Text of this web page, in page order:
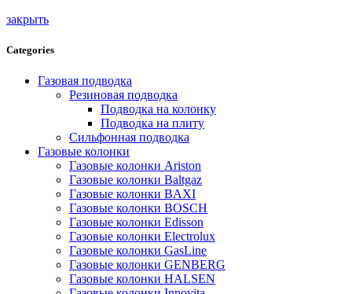
закрыть
Categories
Газовая подводка
Резиновая подводка
Подводка на колонку
Подводка на плиту
Сильфонная подводка
Газовые колонки
Газовые колонки Ariston
Газовые колонки Baltgaz
Газовые колонки BAXI
Газовые колонки BOSCH
Газовые колонки Edisson
Газовые колонки Electrolux
Газовые колонки GasLine
Газовые колонки GENBERG
Газовые колонки HALSEN